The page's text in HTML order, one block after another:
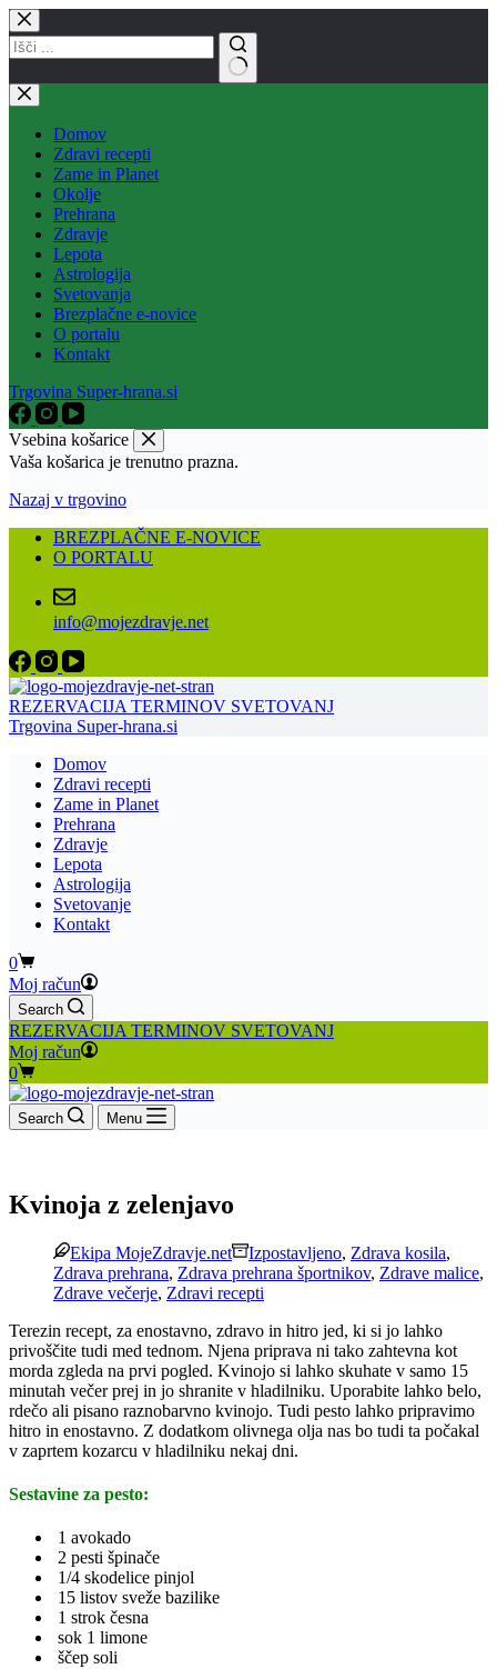
Skip
to
content
No
results
Domov
Zdravi recepti
Zame in Planet
Okolje
Prehrana
Zdravje
Lepota
Astrologija
Svetovanja
Brezplačne e-novice
O portalu
Kontakt
Trgovina Super-hrana.si
Vsebina košarice
Vaša košarica je trenutno prazna.
Nazaj v trgovino
BREZPLAČNE E-NOVICE
O PORTALU
info@mojezdravje.net
REZERVACIJA TERMINOV SVETOVANJ
Trgovina Super-hrana.si
Domov
Zdravi recepti
Zame in Planet
Prehrana
Zdravje
Lepota
Astrologija
Svetovanje
Kontakt
Shopping
cart
0
Moj račun
Search
REZERVACIJA TERMINOV SVETOVANJ
Moj račun
Shopping
cart
0
Search Menu
Kvinoja z zelenjavo
Ekipa MojeZdravje.net Izpostavljeno, Zdrava kosila,
Zdrava prehrana, Zdrava prehrana športnikov, Zdrave malice,
Zdrave večerje, Zdravi recepti
Terezin recept, za enostavno, zdravo in hitro jed, ki si jo lahko
privoščite tudi med tednom. Njena priprava ni tako zahtevna kot
morda zgleda na prvi pogled. Kvinojo si lahko skuhate v samo 15
minutah večer prej in jo shranite v hladilniku. Uporabite lahko belo,
rdečo ali pisano raznobarvno kvinojo. Tudi pesto lahko pripravimo
hitro in enostavno. Z dodatkom olivnega olja nas bo tudi ta počakal
v zaprtem kozarcu v hladilniku nekaj dni.
Sestavine za pesto:
1 avokado
2 pesti špinače
1/4 skodelice pinjol
15 listov sveže bazilike
1 strok česna
sok 1 limone
ščep soli